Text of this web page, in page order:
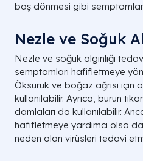
baş dönmesi gibi
Nezle ve Soğuk
Nezle ve soğuk algınlığı
semptomları hafifletmeye
Öksürük ve boğaz ağrısı için
kullanılabilir. Ayrıca, burun
damlaları da kullanılabilir.
hafifletmeye yardımcı olsa
neden olan virüsleri tedavi